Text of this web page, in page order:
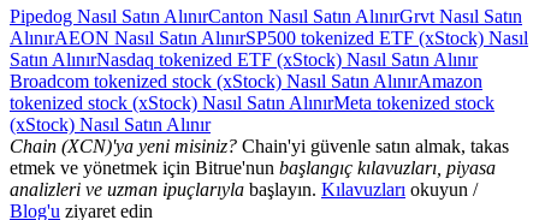
Pipedog Nasıl Satın AlınırCanton Nasıl Satın AlınırGrvt Nasıl Satın
AlınırAEON Nasıl Satın AlınırSP500 tokenized ETF (xStock) Nasıl
Satın AlınırNasdaq tokenized ETF (xStock) Nasıl Satın Alınır
Broadcom tokenized stock (xStock) Nasıl Satın AlınırAmazon
tokenized stock (xStock) Nasıl Satın AlınırMeta tokenized stock
(xStock) Nasıl Satın Alınır
Chain (XCN)'ya yeni misiniz? Chain'yi güvenle satın almak, takas
etmek ve yönetmek için Bitrue'nun başlangıç kılavuzları, piyasa
analizleri ve uzman ipuçlarıyla başlayın. Kılavuzları okuyun /
Blog'u ziyaret edin